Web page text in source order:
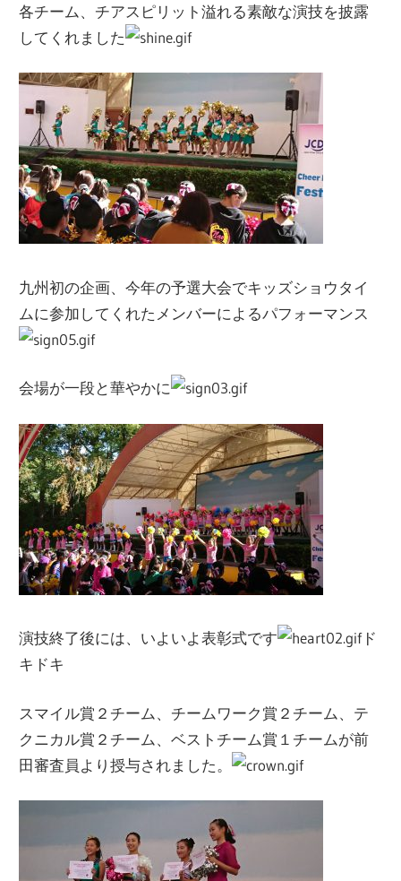
各チーム、チアスピリット溢れる素敵な演技を披露
してくれました
九州初の企画、今年の予選大会でキッズショウタイ
ムに参加してくれたメンバーによるパフォーマンス
会場が一段と華やかに
演技終了後には、いよいよ表彰式です
ド
キドキ
スマイル賞２チーム、チームワーク賞２チーム、テ
クニカル賞２チーム、ベストチーム賞１チームが前
田審査員より授与されました。